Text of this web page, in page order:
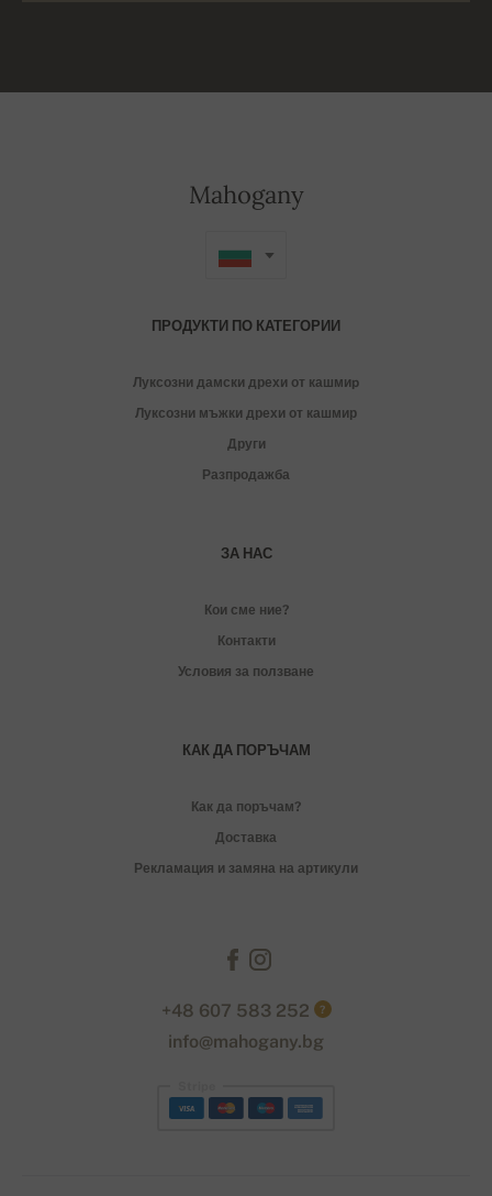
Mahogany
ПРОДУКТИ ПО КАТЕГОРИИ
Луксозни дамски дрехи от кашмиp
Луксозни мъжки дрехи от кашмир
Други
Разпродажба
ЗА НАС
Кои сме ние?
Контакти
Условия за ползване
КАК ДА ПОРЪЧАМ
Как да поръчам?
Доставка
Рекламация и замяна на артикули
+48 607 583 252 ?
info@mahogany.bg